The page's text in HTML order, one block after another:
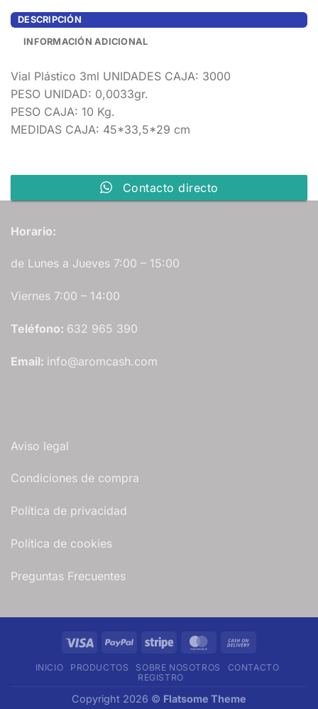
DESCRIPCIÓN
INFORMACIÓN ADICIONAL
Vial Plástico 3ml UNIDADES CAJA: 3000
PESO UNIDAD: 0,0033gr.
PESO CAJA: 10 Kg.
MEDIDAS CAJA: 45*33,5*29 cm
Contacto directo
Horario:
de Lunes a Jueves 7:00 – 15:00
Viernes 7:00 – 14:00
Teléfono: 632 965 390
Email: info@aromcash.com
Aviso legal
Condiciones de compra
Política de privacidad
Política de cookies
Preguntas Frecuentes
Visa PayPal Stripe MasterCard
Delivery
INICIO PRODUCTOS SOBRE NOSOTROS
CONTACTO
REGISTRO
Copyright 2026 © Flatsome Theme